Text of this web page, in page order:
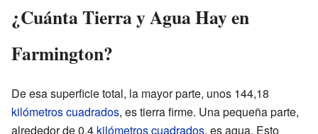
¿Cuánta Tierra y Agua Hay en
Farmington?
De esa superficie total, la mayor parte, unos 144,18
kilómetros cuadrados, es tierra firme. Una pequeña parte,
alrededor de 0,4 kilómetros cuadrados, es agua. Esto